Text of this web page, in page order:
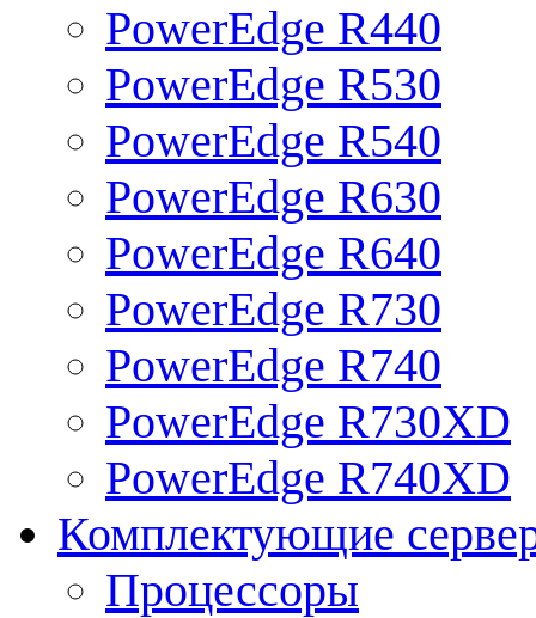
PowerEdge R440
PowerEdge R530
PowerEdge R540
PowerEdge R630
PowerEdge R640
PowerEdge R730
PowerEdge R740
PowerEdge R730XD
PowerEdge R740XD
Комплектующие
Процессоры